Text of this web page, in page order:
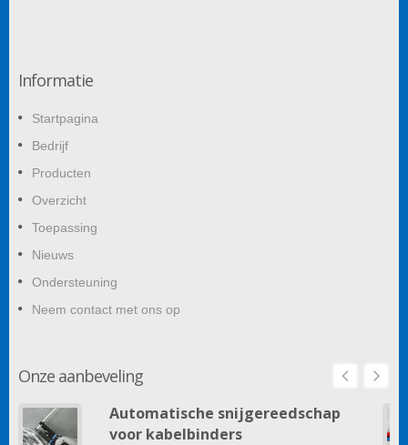
Informatie
Startpagina
Bedrijf
Producten
Overzicht
Toepassing
Nieuws
Ondersteuning
Neem contact met ons op
Onze aanbeveling
Automatische snijgereedschap
voor kabelbinders